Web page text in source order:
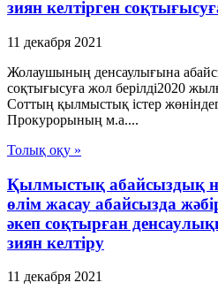
зиян келтірген
11 декабря 2021
Жолаушының денсаулығына
соқтығысуға жол берілді2020
Соттың қылмыстық істер
Прокурорының м.а....
Толық оқу »
Қылмыстық абайсыздық
өлім жасау абайсызда
әкеп соқтырған
зиян келтіру
11 декабря 2021